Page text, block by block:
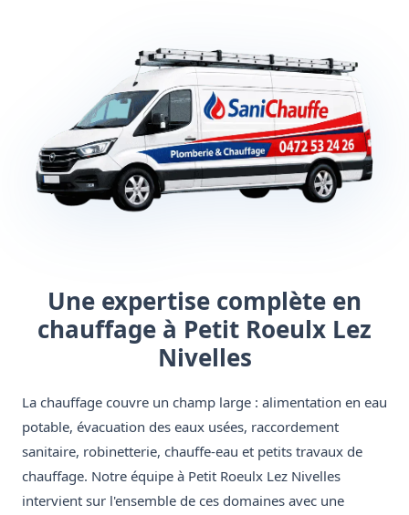
Une expertise complète en
chauffage à Petit Roeulx Lez
Nivelles
La chauffage couvre un champ large : alimentation en eau
potable, évacuation des eaux usées, raccordement
sanitaire, robinetterie, chauffe-eau et petits travaux de
chauffage. Notre équipe à Petit Roeulx Lez Nivelles
intervient sur l'ensemble de ces domaines avec une